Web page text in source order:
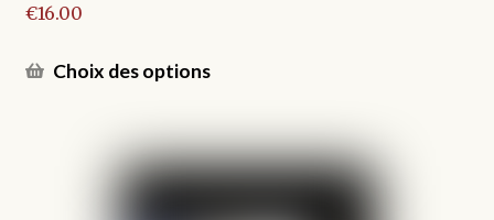
€16.00
Choix des optionsCe
plusieurs
variations.